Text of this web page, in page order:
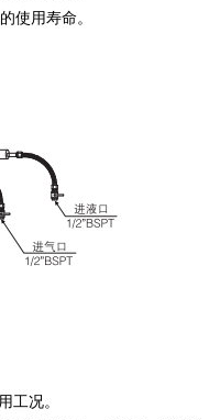
使用寿命。
工况。